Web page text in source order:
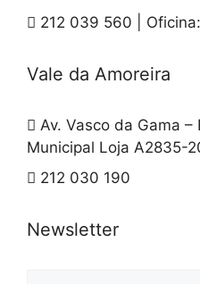
212 039 560 |
Vale da Amoreira
Av. Vasco da Gama
Municipal Loja A2835-
212 030 190
Newsletter